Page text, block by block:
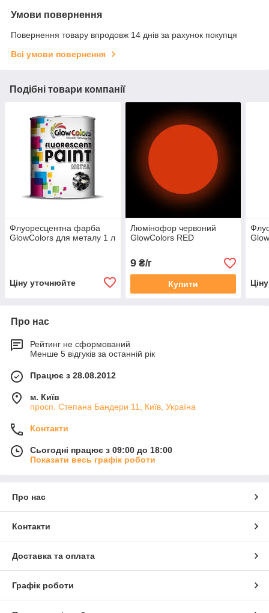
Умови повернення
Повернення товару впродовж 14 днів за рахунок покупця
Всі умови повернення
Подібні товари компанії
Флуоресцентна фарба
GlowColors для металу 1 л
Ціну уточнюйте
Люмінофор червоний
GlowColors RED
9₴/г
Купити
Про нас
Рейтинг не сформований
Менше 5 відгуків за останній рік
Працює з 28.08.2012
м. Київ
просп. Степана Бандери 11, Київ, Україна
Контакти
Сьогодні працює з 09:00 до 18:00
Показати весь графік роботи
Про нас
Контакти
Доставка та оплата
Графік роботи